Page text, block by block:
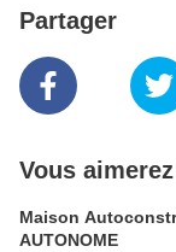
Partager
Vous
Maison
AUTONOME